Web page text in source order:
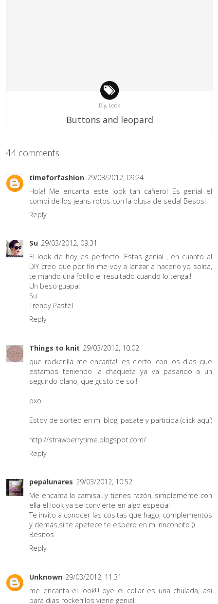
Diy, Look
Buttons and leopard
44 comments
timeforfashion 29/03/2012, 09:24
Hola! Me encanta este look tan cañero! Es genial el
combi de los jeans rotos con la blusa de seda! Besos!
Reply
Su 29/03/2012, 09:31
El look de hoy es perfecto! Estas genial , en cuanto al
DIY creo que por fin me voy a lanzar a hacerlo yo solita,
te mando una fotillo el resultado cuando lo tenga!!
Un beso guapa!
Su.
Trendy Pastel
Reply
Things to knit 29/03/2012, 10:02
que rockerilla me encanta!! es cierto, con los dias que
estamos teniendo la chaqueta ya va pasando a un
segundo plano, que gusto de sol!
oxo
Estoy de sorteo en mi blog, pasate y participa (click aquí)
http://strawberrytime.blogspot.com/
Reply
pepalunares 29/03/2012, 10:52
Me encanta la camisa...y tienes razón, simplemente con
ella el look ya se convierte en algo especial
Te invito a conocer las cositas que hago, complementos
y demás,si te apetece te espero en mi rinconcito ;)
Besitos
Reply
Unknown 29/03/2012, 11:31
me encanta el look!!! oye el collar es una chulada, asi
para dias rockerillos viene genial!